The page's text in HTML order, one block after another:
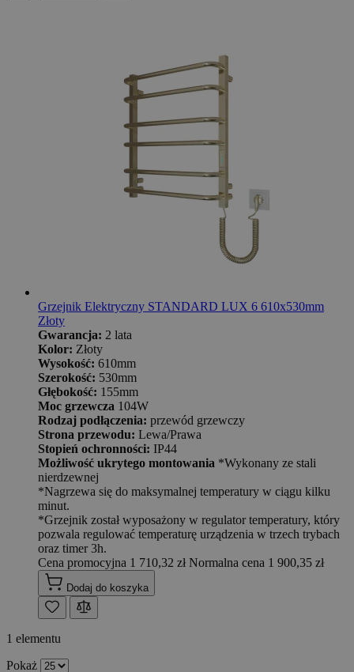
Grzejnik Elektryczny STANDARD LUX 6 610x530mm
Złoty
Gwarancja: 2 lata
Kolor: Złoty
Wysokość: 610mm
Szerokość: 530mm
Głębokość: 155mm
Moc grzewcza 104W
Rodzaj podłączenia: przewód grzewczy
Strona przewodu: Lewa/Prawa
Stopień ochronności: IP44
Możliwość ukrytego montowania *Wykonany ze stali
nierdzewnej
*Nagrzewa się do maksymalnej temperatury w ciągu kilku
minut.
*Grzejnik został wyposażony w regulator temperatury, który
pozwala regulować temperaturę urządzenia w trzech trybach
oraz timer 3h.
Cena promocyjna 1 710,32 zł Normalna cena 1 900,35 zł
Dodaj do koszyka
1 elementu
Pokaż